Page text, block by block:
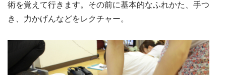
術を覚えて行きます。その前に基本的なふれかた、手つ
き、力かげんなどをレクチャー。